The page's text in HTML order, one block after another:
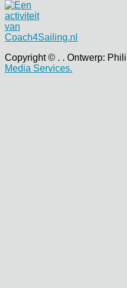
Copyright © . . Ontwerp:
Media Services.